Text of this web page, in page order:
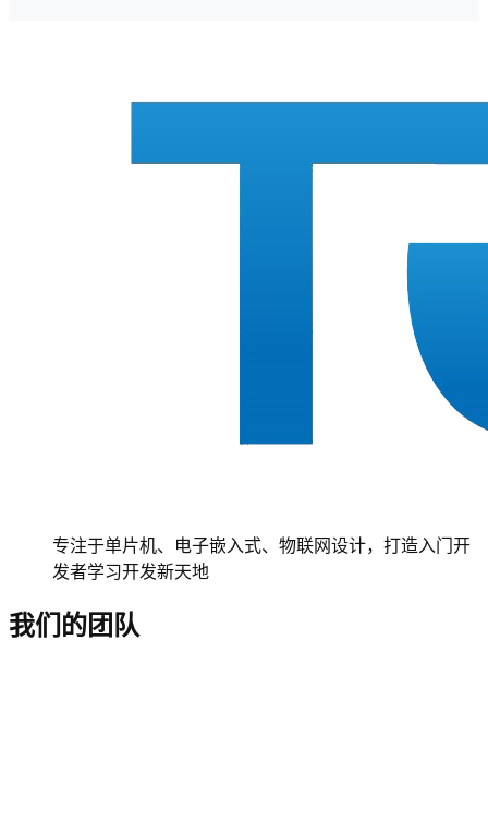
专注于单片机、电子嵌入式、物联网设计，打造入门开
发者学习开发新天地
我们的团队